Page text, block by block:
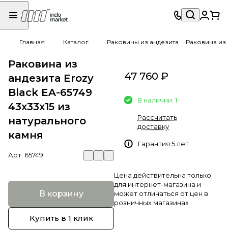
Главная Каталог Раковины из андезита Раковина из
Раковина из
андезита Erozy
Black EA-65749
43х33х15 из
натурального
камня
Арт. 65749
В корзину
Купить в 1 клик
47 760 ₽
В наличии: 1
Рассчитать
доставку
Гарантия 5 лет
Цена действительна только
для интернет-магазина и
может отличаться от цен в
розничных магазинах